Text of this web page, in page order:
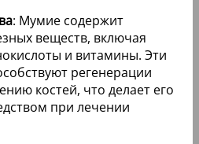
: Мумие содержит
веществ, включая
и витамины. Эти
регенерации
костей, что делает его
при лечении